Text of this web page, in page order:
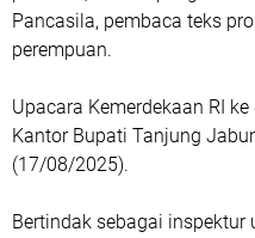
Pancasila, pembaca teks
perempuan.
Upacara Kemerdekaan RI
Kantor Bupati Tanjung
(17/08/2025).
Bertindak sebagai